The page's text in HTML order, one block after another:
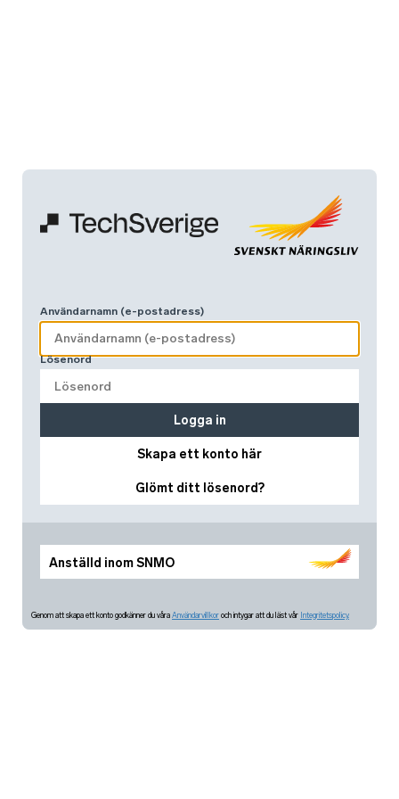
Anställd inom SNMO
Användarnamn (e-postadress)
Lösenord
Skapa ett konto här
Glömt ditt lösenord?
Logga in
Genom att skapa ett konto godkänner du våra Användarvillkor och intygar att du läst vår Integritetspolicy.